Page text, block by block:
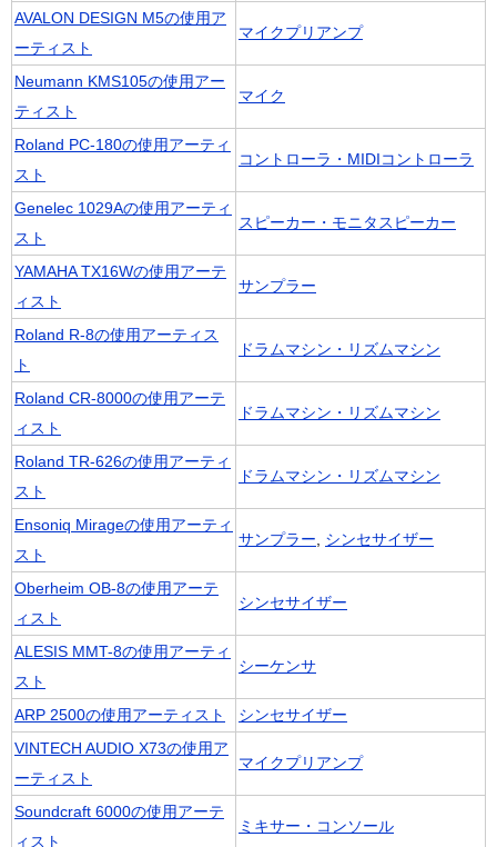
AVALON DESIGN M5の使用ア
ーティスト
マイクプリアンプ
Neumann KMS105の使用アー
ティスト
マイク
Roland PC-180の使用アーティ
スト
コントローラ・MIDIコントローラ
Genelec 1029Aの使用アーティ
スト
スピーカー・モニタスピーカー
YAMAHA TX16Wの使用アーテ
ィスト
サンプラー
Roland R-8の使用アーティス
ト
ドラムマシン・リズムマシン
Roland CR-8000の使用アーテ
ィスト
ドラムマシン・リズムマシン
Roland TR-626の使用アーティ
スト
ドラムマシン・リズムマシン
Ensoniq Mirageの使用アーティ
スト
サンプラー, シンセサイザー
Oberheim OB-8の使用アーテ
ィスト
シンセサイザー
ALESIS MMT-8の使用アーティ
スト
シーケンサ
ARP 2500の使用アーティスト
シンセサイザー
VINTECH AUDIO X73の使用ア
ーティスト
マイクプリアンプ
Soundcraft 6000の使用アーテ
ィスト
ミキサー・コンソール